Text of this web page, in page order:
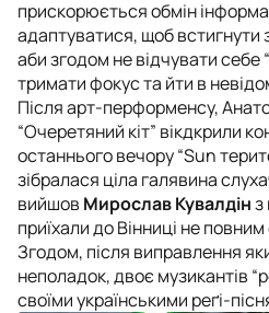
прискорюється обмін
адаптуватися, щоб встигнути
аби згодом не відчувати себе
тримати фокус та йти в
Після арт-перформенсу,
“Очеретяний кіт” вікдкрили
останнього вечору “Sun
зібралася ціла галявина
вийшов Мирослав Кувалдінз
приїхали до Вінниці не
Згодом, після виправлення
неполадок, двоє музикантів
своїми українськими реґі-